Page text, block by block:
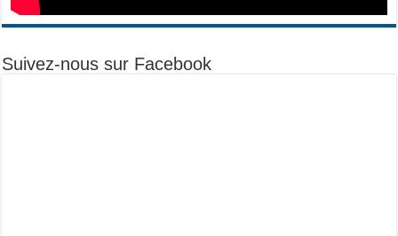
Suivez-nous sur Facebook